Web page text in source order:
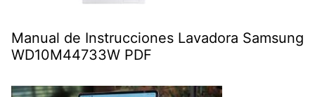
Manual de Instrucciones Lavadora Samsung
WD10M44733W PDF